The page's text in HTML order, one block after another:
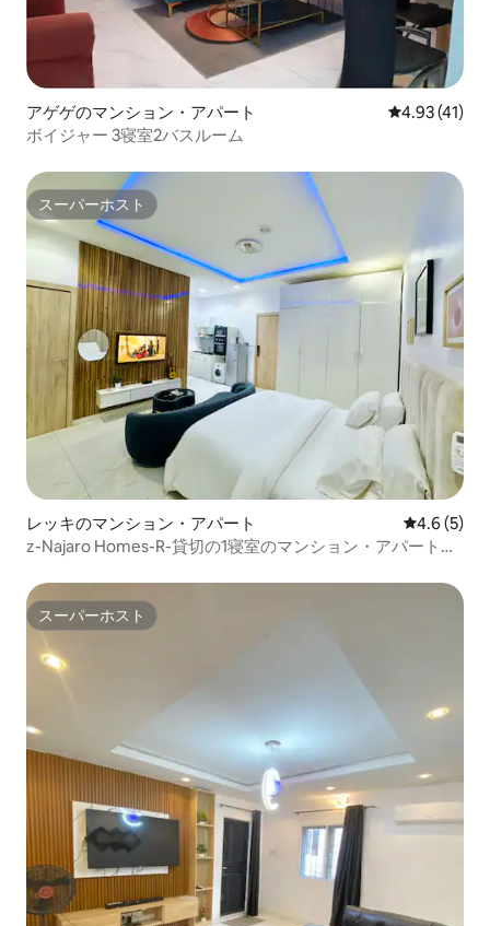
アゲゲのマンション・アパート レビュー41
4.93 (41)
ボイジャー 3寝室2バスルーム
スーパーホスト
スーパーホスト
レッキのマンション・アパート レビュー5
4.6 (5)
z-Najaro Homes-R-貸切の1寝室のマンション・アパート、
スーパーホスト
スーパーホスト